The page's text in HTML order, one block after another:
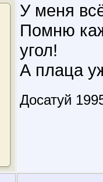
У меня
Помню
угол!
А плаца
Досатуй